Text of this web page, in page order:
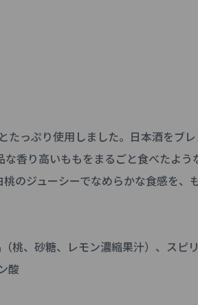
っぷり使用しました。日本酒をブ
香り高いももをまるごと食べたよう
のジューシーでなめらかな食感を、
桃、砂糖、レモン濃縮果汁）、スピ
酸